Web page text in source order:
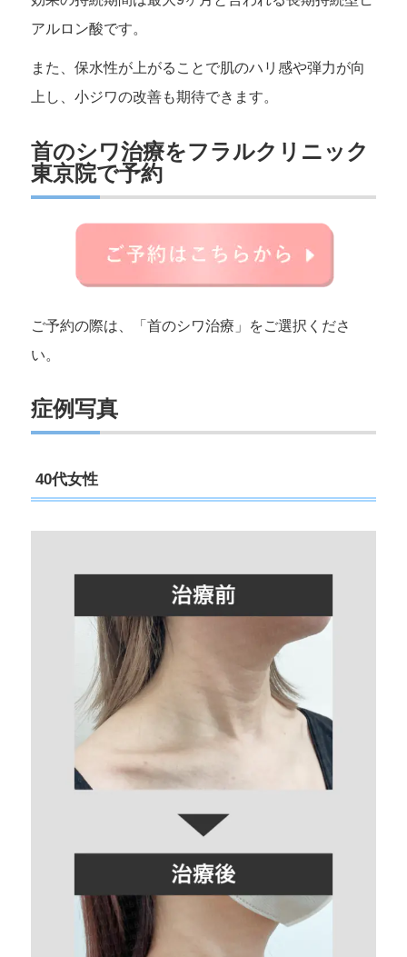
アルロン酸です。
また、保水性が上がることで肌のハリ感や弾力が向
上し、小ジワの改善も期待できます。
首のシワ治療をフラルクリニック
東京院で予約
ご予約の際は、「首のシワ治療」をご選択くださ
い。
症例写真
40代女性